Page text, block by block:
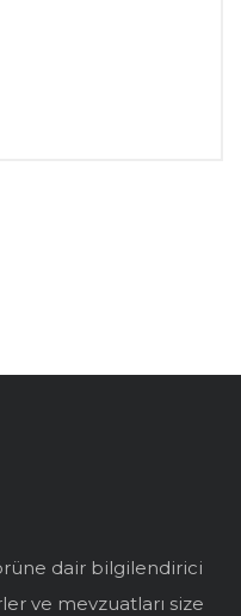
dair bilgilendirici
ve mevzuatları size